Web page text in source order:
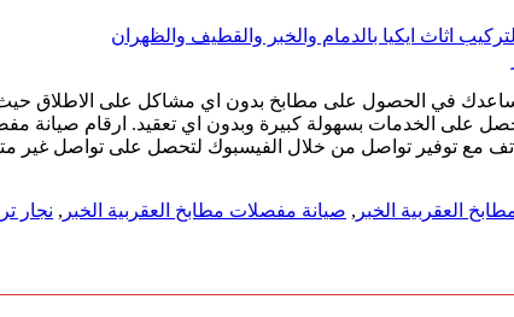
لتركيب اثاث ايكيا بالدمام والخبر والقطيف والظهران
في الحصول على مطابخ بدون اي مشاكل على الاطلاق
على الخدمات بسهولة كبيرة وبدون اي تعقيد. ارقام صيانة
مع توفير تواصل من خلال الفيسبوك لتحصل على تواصل غير
العقربية الخبر , صيانة مفصلات مطابخ العقربية الخبر , نجار